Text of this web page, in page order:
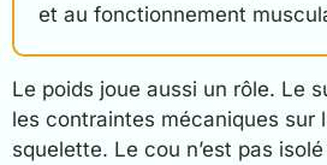
et au fonctionnement
Le poids joue aussi un rôle. Le
les contraintes mécaniques sur
squelette. Le cou n’est pas